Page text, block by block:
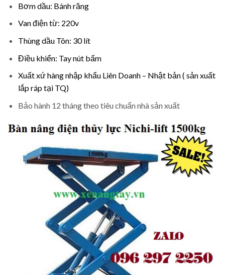
Bơm dầu: Bánh răng
Van điện từ: 220v
Thùng dầu Tôn: 30 lít
Điều khiển: Tay nút bấm
Xuất xứ hàng nhập khẩu Liên Doanh – Nhật bản ( sản xuất
lắp ráp tại TQ)
Bảo hành 12 tháng theo tiêu chuẩn nhà sản xuất